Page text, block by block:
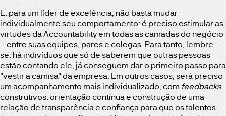
E, para um líder de excelência, não basta mudar
individualmente seu comportamento: é preciso estimular as
virtudes da Accountability em todas as camadas do negócio
– entre suas equipes, pares e colegas. Para tanto, lembre-
se: há indivíduos que só de saberem que outras pessoas
estão contando ele, já conseguem dar o primeiro passo para
"vestir a camisa" da empresa. Em outros casos, será preciso
um acompanhamento mais individualizado, com feedbacks
construtivos, orientação contínua e construção de uma
relação de transparência e confiança para que os talentos